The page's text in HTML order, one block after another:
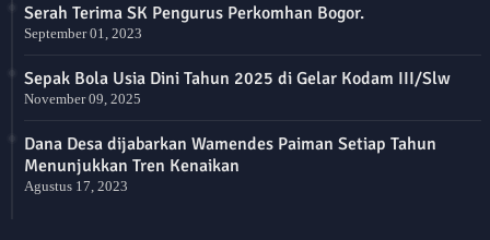
Serah Terima SK Pengurus Perkomhan Bogor.
September 01, 2023
Sepak Bola Usia Dini Tahun 2025 di Gelar Kodam III/Slw
November 09, 2025
Dana Desa dijabarkan Wamendes Paiman Setiap Tahun
Menunjukkan Tren Kenaikan
Agustus 17, 2023